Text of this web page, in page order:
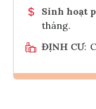
Sinh hoạt
tháng.
ĐỊNH CƯ: